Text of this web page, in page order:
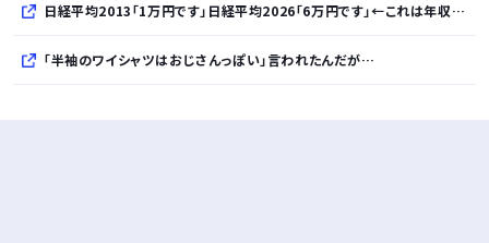
日経平均2013「1万円です」日経平均2026「6万円です」←これは年収爆上がりしたんやろなぁ…
「半袖のワイシャツはおじさんっぽい」言われたんだが…